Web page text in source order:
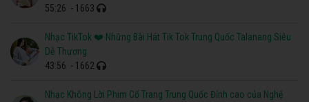
55:26 - 1663
Nhạc TikTok ❤️ Những Bài Hát Tik Tok Trung Quốc Talanang Siêu
Dễ Thương
43:56 - 1662
Nhạc Không Lời Phim Cổ Trang Trung Quốc Đỉnh cao của Nghệ